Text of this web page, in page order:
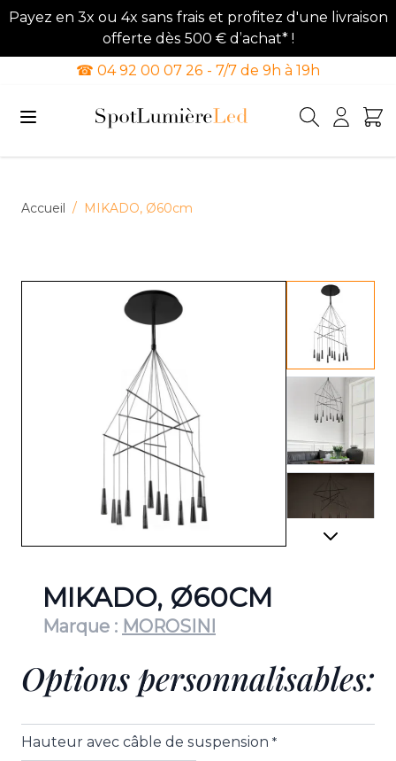
Payez en 3x ou 4x sans frais et profitez d'une livraison
offerte dès 500 € d’achat* !
☎ 04 92 00 07 26 - 7/7 de 9h à 19h
Accueil / MIKADO, Ø60cm
View
View
View
View
MIKADO, Ø60CM
Marque : MOROSINI
Options personnalisables:
Hauteur avec câble de suspension *